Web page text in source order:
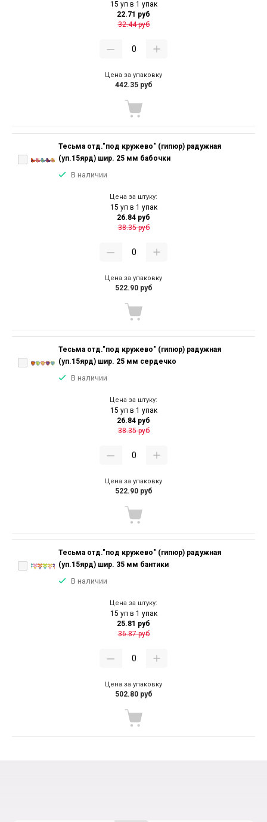
15 уп в 1 упак
22.71 руб
32.44 руб
Цена за упаковку
442.35 руб
Тесьма отд."под кружево" (гипюр) радужная
(уп.15ярд) шир. 25 мм бабочки
В наличии
Цена за штуку:
15 уп в 1 упак
26.84 руб
38.35 руб
Цена за упаковку
522.90 руб
Тесьма отд."под кружево" (гипюр) радужная
(уп.15ярд) шир. 25 мм сердечко
В наличии
Цена за штуку:
15 уп в 1 упак
26.84 руб
38.35 руб
Цена за упаковку
522.90 руб
Тесьма отд."под кружево" (гипюр) радужная
(уп.15ярд) шир. 35 мм бантики
В наличии
Цена за штуку:
15 уп в 1 упак
25.81 руб
36.87 руб
Цена за упаковку
502.80 руб